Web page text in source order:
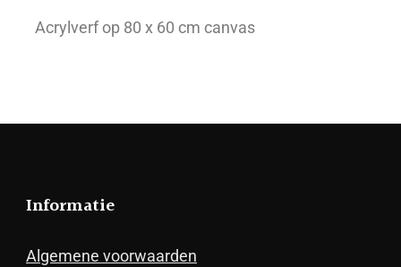
Acrylverf op 80 x 60 cm canvas
Informatie
Algemene voorwaarden